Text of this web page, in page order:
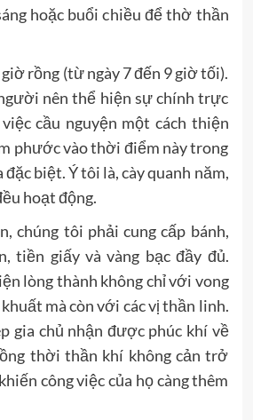
hoặc buổi chiều để thờ thần
rồng (từ ngày 7 đến 9 giờ tối).
nên thể hiện sự chính trực
cầu nguyện một cách thiện
phước vào thời điểm này trong
đặc biệt. Ý tôi là, cày quanh năm,
hoạt động.
chúng tôi phải cung cấp bánh,
tiền giấy và vàng bạc đầy đủ.
lòng thành không chỉ với vong
mà còn với các vị thần linh.
gia chủ nhận được phúc khí về
thời thần khí không cản trở
công việc của họ càng thêm